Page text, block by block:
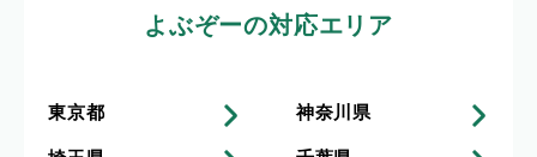
よぶぞーの対応エリア
東京都 神奈川県